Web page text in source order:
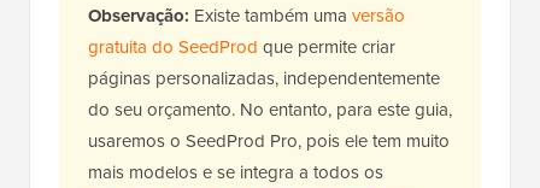
Observação: Existe também uma versão
gratuita do SeedProd que permite criar
páginas personalizadas, independentemente
do seu orçamento. No entanto, para este guia,
usaremos o SeedProd Pro, pois ele tem muito
mais modelos e se integra a todos os